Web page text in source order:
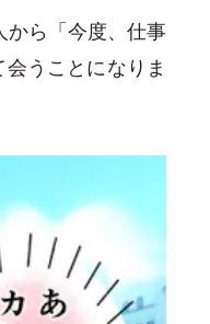
から「今度、仕事
うことになりま